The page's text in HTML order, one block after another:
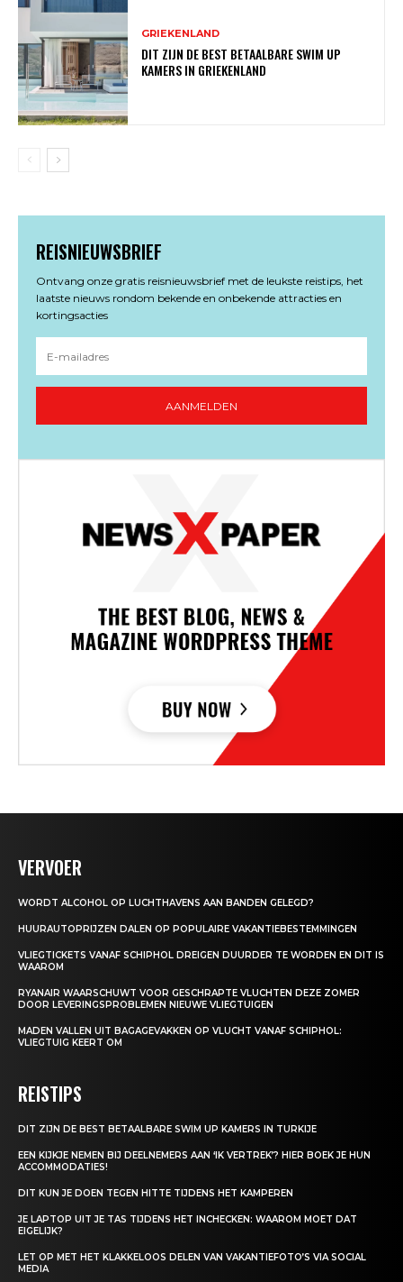
GRIEKENLAND
DIT ZIJN DE BEST BETAALBARE SWIM UP
KAMERS IN GRIEKENLAND
REISNIEUWSBRIEF
Ontvang onze gratis reisnieuwsbrief met de leukste reistips, het
laatste nieuws rondom bekende en onbekende attracties en
kortingsacties
AANMELDEN
VERVOER
WORDT ALCOHOL OP LUCHTHAVENS AAN BANDEN GELEGD?
HUURAUTOPRIJZEN DALEN OP POPULAIRE VAKANTIEBESTEMMINGEN
VLIEGTICKETS VANAF SCHIPHOL DREIGEN DUURDER TE WORDEN EN DIT IS
WAAROM
RYANAIR WAARSCHUWT VOOR GESCHRAPTE VLUCHTEN DEZE ZOMER
DOOR LEVERINGSPROBLEMEN NIEUWE VLIEGTUIGEN
MADEN VALLEN UIT BAGAGEVAKKEN OP VLUCHT VANAF SCHIPHOL:
VLIEGTUIG KEERT OM
REISTIPS
DIT ZIJN DE BEST BETAALBARE SWIM UP KAMERS IN TURKIJE
EEN KIJKJE NEMEN BIJ DEELNEMERS AAN ‘IK VERTREK’? HIER BOEK JE HUN
ACCOMMODATIES!
DIT KUN JE DOEN TEGEN HITTE TIJDENS HET KAMPEREN
JE LAPTOP UIT JE TAS TIJDENS HET INCHECKEN: WAAROM MOET DAT
EIGELIJK?
LET OP MET HET KLAKKELOOS DELEN VAN VAKANTIEFOTO’S VIA SOCIAL
MEDIA